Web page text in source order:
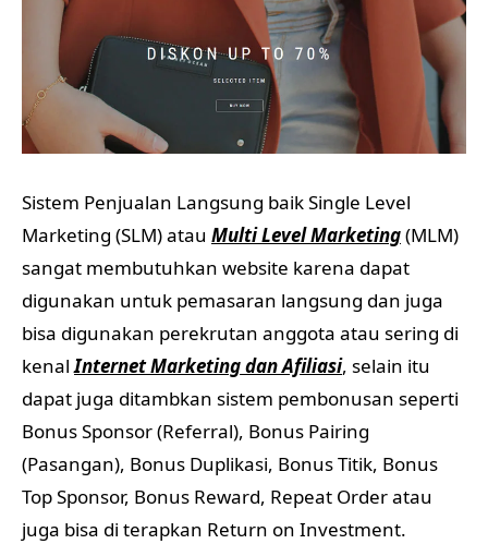
Sistem Penjualan Langsung baik Single Level
Marketing (SLM) atau Multi Level Marketing(MLM)
sangat membutuhkan website karena dapat
digunakan untuk pemasaran langsung dan juga
bisa digunakan perekrutan anggota atau sering di
kenalInternet Marketing dan Afiliasi, selain itu
dapat juga ditambkan sistem pembonusan seperti
Bonus Sponsor (Referral), Bonus Pairing
(Pasangan), Bonus Duplikasi, Bonus Titik, Bonus
Top Sponsor, Bonus Reward, Repeat Order atau
juga bisa di terapkan Return on Investment.